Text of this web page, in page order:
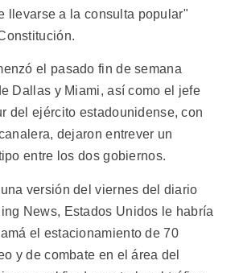
llevarse a la consulta popular"
el pasado fin de semana
Dallas y Miami, así como el jefe
del ejército estadounidense, con
dejaron entrever un
entre los dos gobiernos.
versión del viernes del diario
News, Estados Unidos le habría
el estacionamiento de 70
y de combate en el área del